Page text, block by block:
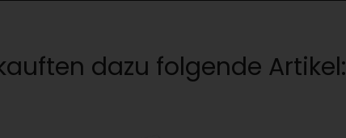
dazu folgende Artikel: